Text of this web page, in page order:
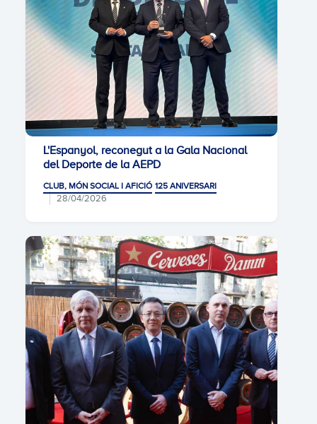
L'Espanyol, reconegut a la Gala Nacional
del Deporte de la AEPD
CLUB, MÓN SOCIAL I AFICIÓ 125 ANIVERSARI
28/04/2026